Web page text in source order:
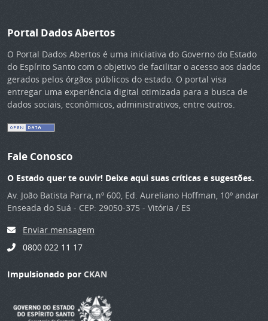
Portal Dados Abertos
O Portal Dados Abertos é uma iniciativa do Governo do Estado
do Espírito Santo com o objetivo de facilitar o acesso aos dados
gerados pelos órgãos públicos do estado. O portal visa
entregar uma experiência digital otimizada para a busca de
dados sociais, econômicos, administrativos, entre outros.
Fale Conosco
O Estado quer te ouvir! Deixe aqui suas críticas e sugestões.
Av. João Batista Parra, nº 600, Ed. Aureliano Hoffman, 10º andar
Enseada do Suá - CEP: 29050-375 - Vitória / ES
Enviar mensagem
0800 022 11 17
Impulsionado por CKAN